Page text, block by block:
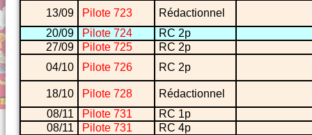
13/09 Pilote 723
Rédactionnel
20/09
Pilote 724
RC 2p
27/09
Pilote 725
RC 2p
04/10
Pilote 726 RC 2p
18/10 Pilote 728
Rédactionnel
08/11
Pilote 731
RC 1p
08/11
Pilote 731
RC 4p